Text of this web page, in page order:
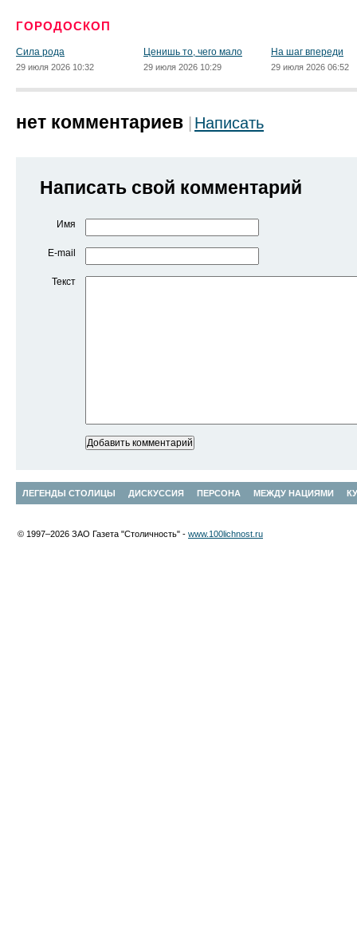
ГОРОДОСКОП
Сила рода
29 июля 2026 10:32
Ценишь то, чего мало
29 июля 2026 10:29
На шаг впереди
29 июля 2026 06:52
нет комментариев Написать
Написать свой комментарий
Имя
E-mail
Текст
ЛЕГЕНДЫ СТОЛИЦЫ ДИСКУССИЯ ПЕРСОНА МЕЖДУ НАЦИЯМИ
© 1997–2026 ЗАО Газета "Столичность" - www.100lichnost.ru